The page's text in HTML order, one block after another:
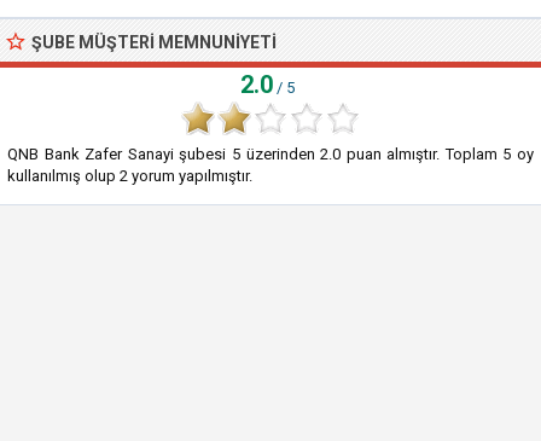
ŞUBE MÜŞTERI MEMNUNIYETI
2.0 / 5
QNB Bank Zafer Sanayi şubesi 5üzerinden2.0 puan almıştır. Toplam 5 oy
kullanılmış olup 2 yorum yapılmıştır.